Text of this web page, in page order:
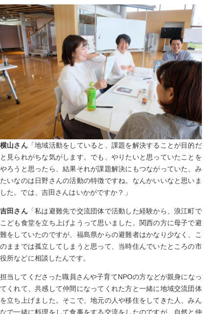
横山さん「地域活動をしていると、課題を解決することが目的だ
と見られがちな気がします。でも、やりたいと思っていたことを
やろうと思ったら、結果それが課題解決にもつながっていた、み
たいなのは日野さんの活動の特徴ですね。なんかいいなと思いま
した。では、吉田さんはいかがですか？」
吉田さん「私は避難先で交流団体で活動した経験から、浪江町で
こども食堂を立ち上げようって思いました。関西の方に母子で避
難をしていたのですが、福島県からの避難者はかなり少なく、こ
のままでは孤立してしまうと思って、当時住んでいたところの市
役所などに相談したんです。
担当してくださった職員さんや子育てNPOの方などが親身になっ
てくれて、共感して仲間になってくれた方と一緒に地域交流団体
を立ち上げました。そこで、地元の人や移住をしてきた人、みん
なで一緒に料理をして食事をする交流をしたのですが、自然と仲